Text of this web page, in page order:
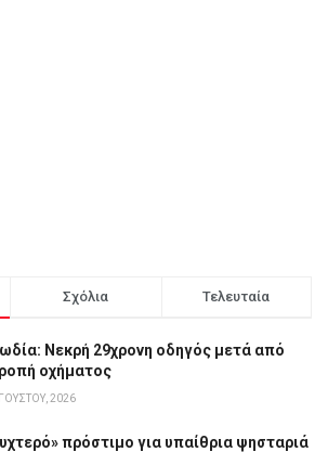
Σχόλια Τελευταία
Νεκρή 29χρονη οδηγός μετά από
οχήματος
2026
πρόστιμο για υπαίθρια ψησταριά